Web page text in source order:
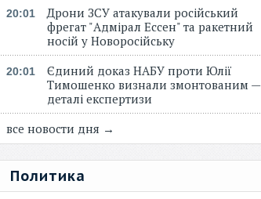
20:01
Дрони ЗСУ атакували російський
фрегат "Адмірал Ессен" та ракетний
носій у Новоросійську
20:01
Єдиний доказ НАБУ проти Юлії
Тимошенко визнали змонтованим —
деталі експертизи
все новости дня →
Политика